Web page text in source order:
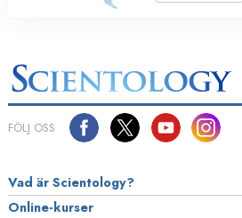
FÖLJ OSS
Vad är Scientology?
Online-kurser